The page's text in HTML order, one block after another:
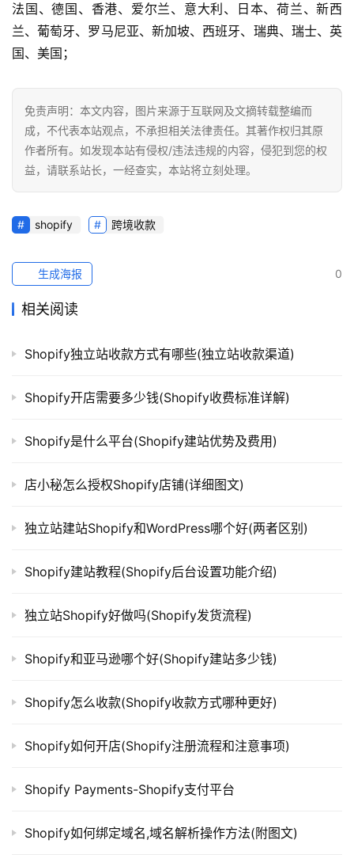
跨
境
导
法国、德国、香港、爱尔兰、意大利、日本、荷兰、新西
兰、葡萄牙、罗马尼亚、新加坡、西班牙、瑞典、瑞士、英
国、美国；
免责声明：本文内容，图片来源于互联网及文摘转载整编而
成，不代表本站观点，不承担相关法律责任。其著作权归其原
作者所有。如发现本站有侵权/违法违规的内容，侵犯到您的权
益，请联系站长，一经查实，本站将立刻处理。
shopify 跨境收款
0
生成海报
相关阅读
Shopify独立站收款方式有哪些(独立站收款渠道)
Shopify开店需要多少钱(Shopify收费标准详解)
Shopify是什么平台(Shopify建站优势及费用)
店小秘怎么授权Shopify店铺(详细图文)
独立站建站Shopify和WordPress哪个好(两者区别)
Shopify建站教程(Shopify后台设置功能介绍)
独立站Shopify好做吗(Shopify发货流程)
Shopify和亚马逊哪个好(Shopify建站多少钱)
Shopify怎么收款(Shopify收款方式哪种更好)
Shopify如何开店(Shopify注册流程和注意事项)
Shopify Payments-Shopify支付平台
Shopify如何绑定域名,域名解析操作方法(附图文)